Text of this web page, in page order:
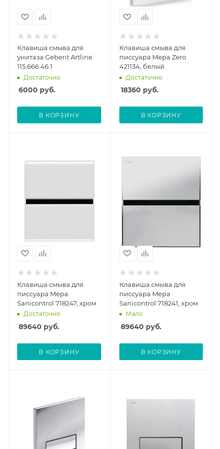
Клавиша смыва для
унитаза Geberit Artline
115.666.46.1
Достаточно
6000 руб.
В КОРЗИНУ
Клавиша смыва для
писсуара Mepa Zero
421134, белый
Достаточно
18360 руб.
В КОРЗИНУ
Клавиша смыва для
писсуара Mepa
Sanicontrol 718247, хром
Достаточно
89640 руб.
В КОРЗИНУ
Клавиша смыва для
писсуара Mepa
Sanicontrol 718241, хром
Мало
89640 руб.
В КОРЗИНУ